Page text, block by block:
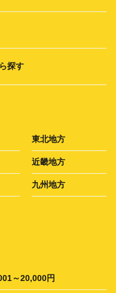
探す
東北地方
近畿地方
九州地方
～20,000円